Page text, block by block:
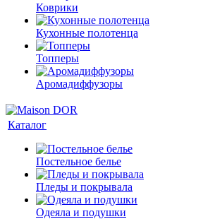
Коврики
Кухонные полотенца
Топперы
Аромадиффузоры
Каталог
Постельное белье
Пледы и покрывала
Одеяла и подушки